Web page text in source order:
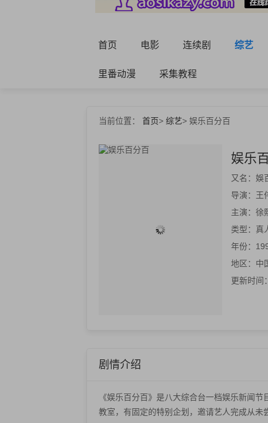
首页 电影 连续剧 综艺
里番动漫 采集教程
当前位置： 首页> 综艺> 娱乐百分百
娱乐
又名： 娛
导演： 王
主演： 徐
类型： 真
年份：
地区： 中
更新时间：
剧情介绍
《娱乐百分百》是八大综合台一档娱乐新闻
教室，有固定的特别企划，邀请艺人完成从未